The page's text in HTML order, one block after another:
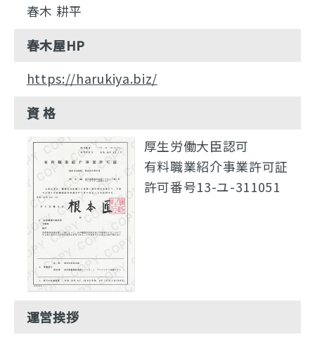
春木 耕平
春木屋HP
https://harukiya.biz/
資 格
厚生労働大臣認可
有料職業紹介事業許可証
許可番号13-ユ-311051
運営挨拶